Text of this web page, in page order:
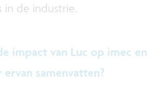
in de industrie.
impact van Luc op imec en
samenvatten?